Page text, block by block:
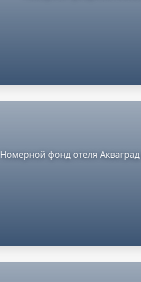
Номерной фонд отеля